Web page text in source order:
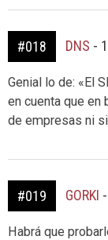
#018 DNS -
Genial lo de: «El
en cuenta que
de empresas ni
#019 GORKI -
Habrá que